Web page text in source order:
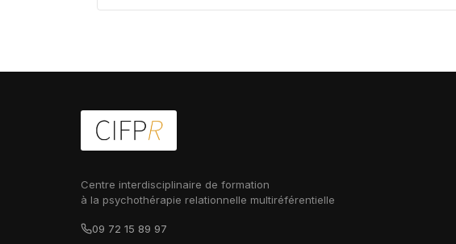
Centre interdisciplinaire de formation
à la psychothérapie relationnelle multiréférentielle
09 72 15 89 97